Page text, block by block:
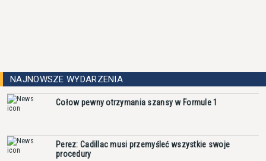
NAJNOWSZE WYDARZENIA
Cołow pewny otrzymania szansy w Formule 1
Perez: Cadillac musi przemyśleć wszystkie swoje
procedury